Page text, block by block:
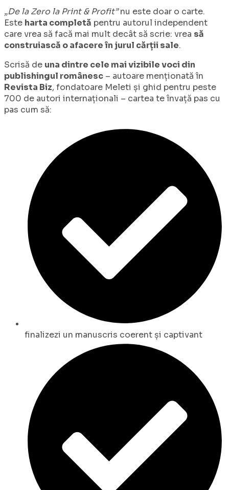
„De la Zero la Print & Profit”nu este doar o carte.
Este harta completă pentru autorul independent
care vrea să facă mai mult decât să scrie: vrea să
construiască o afacere în jurul cărții sale.
Scrisă de una dintre cele mai vizibile voci din
publishingul românesc – autoare menționată în
Revista Biz, fondatoare Meleti și ghid pentru peste
700 de autori internaționali – cartea te învață pas cu
pas cum să:
finalizezi un manuscris coerent și captivant